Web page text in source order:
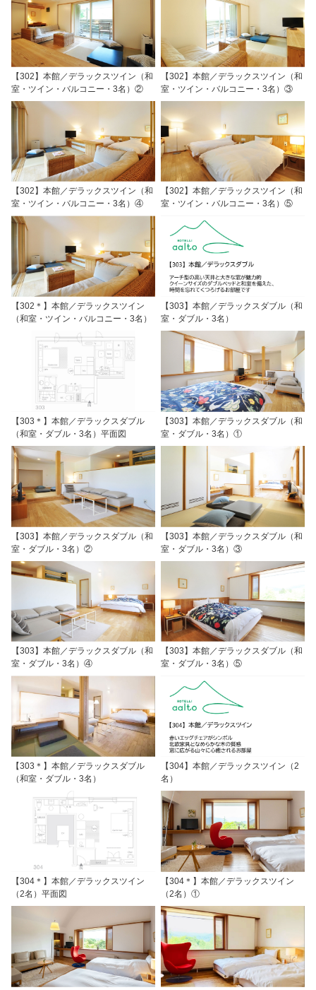
【302】本館／デラックスツイン（和
室・ツイン・バルコニー・3名）②
【302】本館／デラックスツイン（和
室・ツイン・バルコニー・3名）③
【302】本館／デラックスツイン（和
室・ツイン・バルコニー・3名）④
【302】本館／デラックスツイン（和
室・ツイン・バルコニー・3名）⑤
【302＊】本館／デラックスツイン
（和室・ツイン・バルコニー・3名）
【303】本館／デラックスダブル（和
室・ダブル・3名）
【303＊】本館／デラックスダブル
（和室・ダブル・3名）平面図
【303】本館／デラックスダブル（和
室・ダブル・3名）①
【303】本館／デラックスダブル（和
室・ダブル・3名）②
【303】本館／デラックスダブル（和
室・ダブル・3名）③
【303】本館／デラックスダブル（和
室・ダブル・3名）④
【303】本館／デラックスダブル（和
室・ダブル・3名）⑤
【303＊】本館／デラックスダブル
（和室・ダブル・3名）
【304】本館／デラックスツイン（2
名）
【304＊】本館／デラックスツイン
（2名）平面図
【304＊】本館／デラックスツイン
（2名）①